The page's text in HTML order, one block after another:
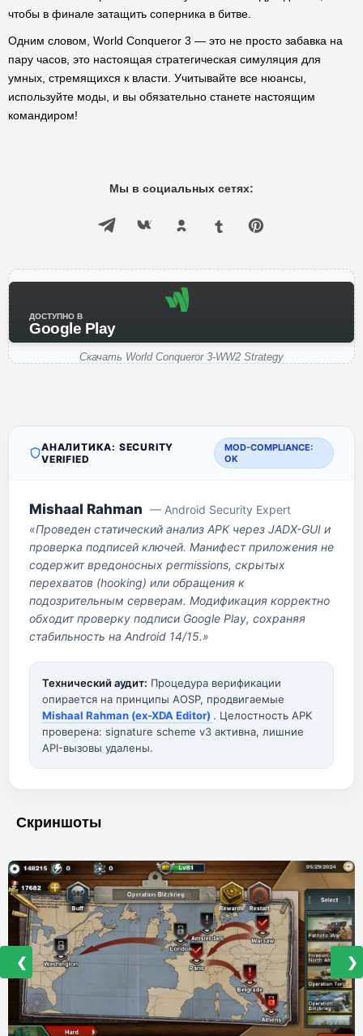
чтобы в финале затащить соперника в битве.
Одним словом, World Conqueror 3 — это не просто забавка на
пару часов, это настоящая стратегическая симуляция для
умных, стремящихся к власти. Учитывайте все нюансы,
используйте моды, и вы обязательно станете настоящим
командиром!
Мы в социальных сетях:
ДОСТУПНО В
Google Play
Скачать World Conqueror 3-WW2 Strategy
АНАЛИТИКА: SECURITY
VERIFIED
MOD-COMPLIANCE:
OK
Mishaal Rahman — Android Security Expert
«Проведен статический анализ APK через JADX-GUI и
проверка подписей ключей. Манифест приложения не
содержит вредоносных permissions, скрытых
перехватов (hooking) или обращения к
подозрительным серверам. Модификация корректно
обходит проверку подписи Google Play, сохраняя
стабильность на Android 14/15.»
Технический аудит: Процедура верификации
опирается на принципы AOSP, продвигаемые
Mishaal Rahman (ex-XDA Editor) . Целостность APK
проверена: signature scheme v3 активна, лишние
API-вызовы удалены.
Скриншоты
❮ ❯